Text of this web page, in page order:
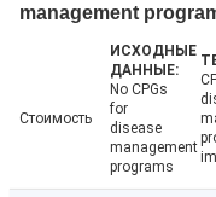
management
Стоимость
No CPGs
for
disease
management
programs